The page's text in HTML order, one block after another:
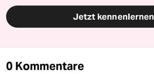
Jetzt kennenlernen
0 Kommentare